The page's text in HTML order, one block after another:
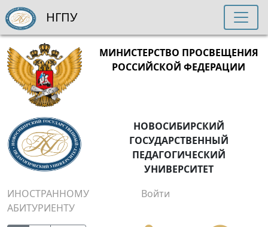
МИНИСТЕРСТВО ПРОСВЕЩЕНИЯ
РОССИЙСКОЙ ФЕДЕРАЦИИ
НОВОСИБИРСКИЙ
ГОСУДАРСТВЕННЫЙ
ПЕДАГОГИЧЕСКИЙ
УНИВЕРСИТЕТ
ИНОСТРАННОМУ
АБИТУРИЕНТУ
Войти
НГПУ